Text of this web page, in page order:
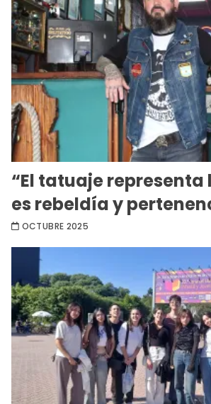
“El tatuaje representa
es rebeldía y
OCTUBRE 2025